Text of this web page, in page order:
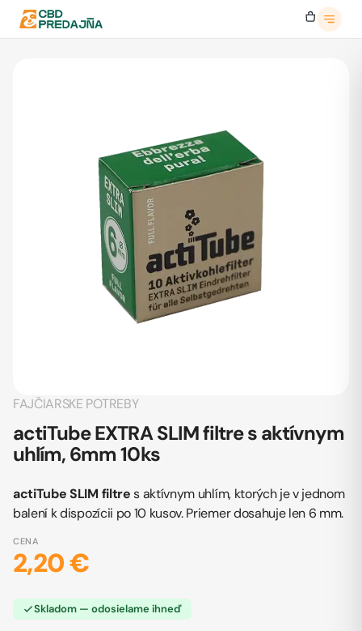
FAJČIARSKE POTREBY
actiTube EXTRA SLIM filtre s aktívnym
uhlím, 6mm 10ks
actiTubeSLIM filtres aktívnym uhlím, ktorých je v jednom
balení k dispozícii po 10 kusov. Priemer dosahuje len 6 mm.
CENA
2,20 €
Skladom — odosielame ihneď